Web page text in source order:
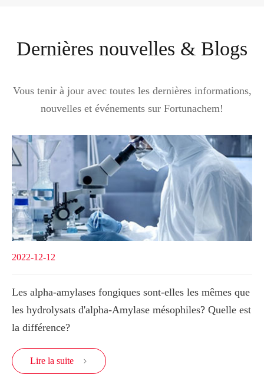
Dernières nouvelles & Blogs
Vous tenir à jour avec toutes les dernières informations,
nouvelles et événements sur Fortunachem!
2022-12-12
Les alpha-amylases fongiques sont-elles les mêmes que
les hydrolysats d'alpha-Amylase mésophiles? Quelle est
la différence?
Lire la suite 